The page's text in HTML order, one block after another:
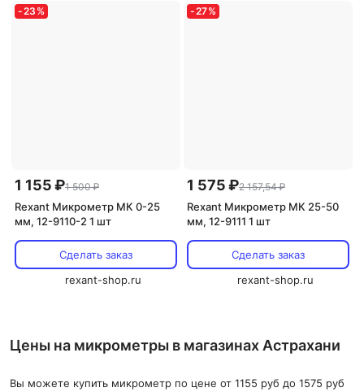
-23 %
1 155 ₽1 500 ₽
Rexant Микрометр МК 0-25
мм, 12-9110-2 1 шт
Сделать заказ
rexant-shop.ru
-27%
1 575 ₽2 157,54 ₽
Rexant Микрометр МК 25-50
мм, 12-9111 1 шт
Сделать заказ
rexant-shop.ru
Цены на микрометры в магазинах Астрахани
Вы можете купить микрометр по цене от 1155 руб до 1575 руб